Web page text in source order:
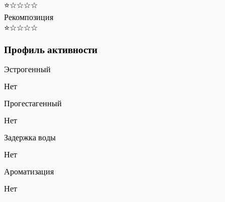
⭐☆☆☆☆
Рекомпозиция
⭐☆☆☆☆
Профиль активности
Эстрогенный
Нет
Прогестагенный
Нет
Задержка воды
Нет
Ароматизация
Нет